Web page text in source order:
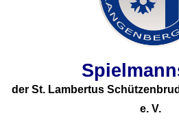
der St. Lambertus
e. V.